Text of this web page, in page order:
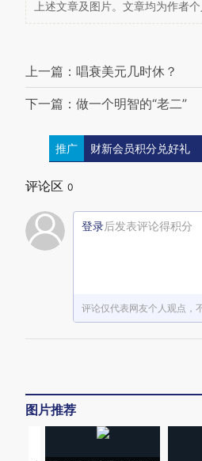
上述文章及图片。文章均为作者
上一篇：唱衰美元几时休？
下一篇：做一个明智的“老二”
推广 财新会员积分兑好礼
评论区 0
登录后发表评论得积分
评论仅代表网友个人观点，
图片推荐